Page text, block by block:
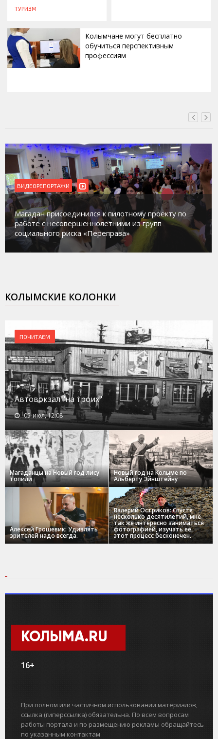
ТУРИЗМ
Колымчане могут бесплатно
обучиться перспективным
профессиям
ВИДЕОРЕПОРТАЖИ
Магадан присоединился к пилотному проекту по
работе с несовершеннолетними из групп
социального риска «Переправа»
КОЛЫМСКИЕ КОЛОНКИ
ПОЧИТАЕМ
Автовокзал "на троих"
05-июл, 12:08
Магаданцы на Новый год лису
топили
Новый год на Колыме по
Альберту Эйнштейну
Алексей Грошевик: Удивлять
зрителей надо всегда.
Валерий Остриков: Спустя
несколько десятилетий, мне
так же интересно заниматься
фотографией, изучать ее,
этот процесс бесконечен.
КОЛЫМА.RU
16+
При полном или частичном использовании материалов,
ссылка (гиперссылка) обязательна. По всем вопросам
работы портала и по размещению рекламы обращайтесь
по указанным контактам